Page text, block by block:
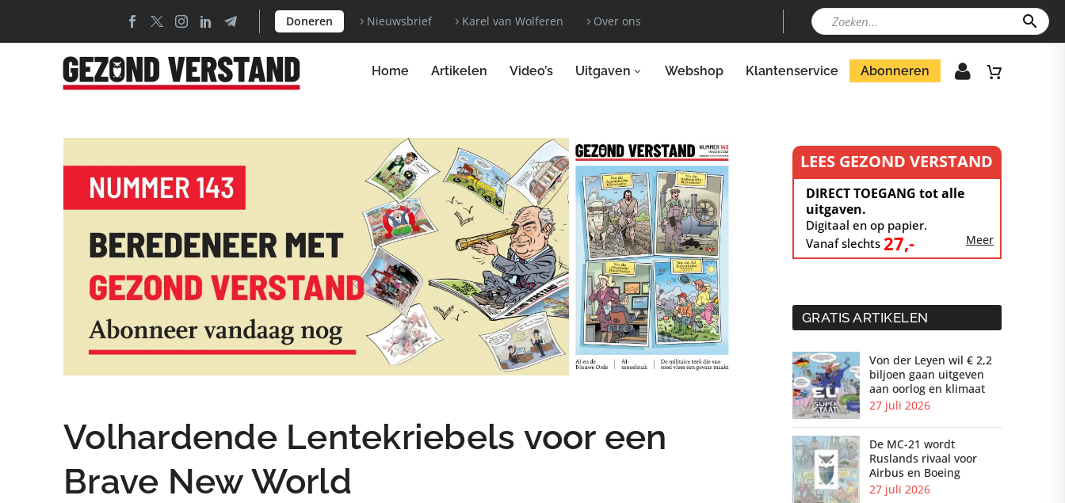
Doneren Nieuwsbrief Karel van Wolferen Over ons
Home Artikelen Video’s Uitgaven Webshop Klantenservice Abonneren
Volhardende Lentekriebels voor een
Brave New World
LEES GEZOND VERSTAND
DIRECT TOEGANG tot alle
uitgaven.
Digitaal en op papier.
Vanaf slechts 27,- Meer
GRATIS ARTIKELEN
Von der Leyen wil € 2,2
biljoen gaan uitgeven
aan oorlog en klimaat
27 juli 2026
De MC-21 wordt
Ruslands rivaal voor
Airbus en Boeing
27 juli 2026